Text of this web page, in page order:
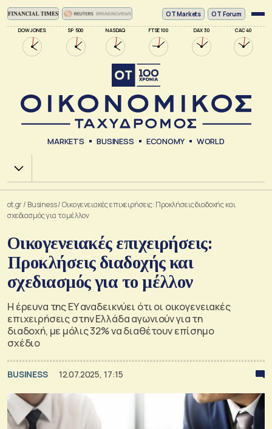
DOW JONES SP 500 NASDAQ FTSE 100 DAX 30 CAC 40
ΟΤ Markets OT Forum
MARKETS BUSINESS ECONOMY WORLD
Χ.Α.
ot.gr/ Business/Οικογενειακές επιχειρήσεις: Προκλήσεις διαδοχής και
σχεδιασμός για το μέλλον
Οικογενειακές επιχειρήσεις:
Προκλήσεις διαδοχής και
σχεδιασμός για το μέλλον
Η έρευνα της EY αναδεικνύει ότι οι οικογενειακές
επιχειρήσεις στην Ελλάδα αγωνιούν για τη
διαδοχή, με μόλις 32% να διαθέτουν επίσημο
σχέδιο
BUSINESS 12.07.2025, 17:15